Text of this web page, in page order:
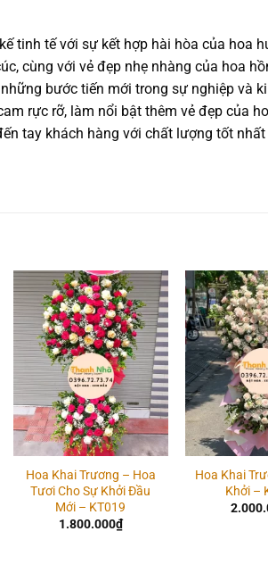
tinh tế với sự kết hợp hài hòa của hoa
cùng với vẻ đẹp nhẹ nhàng của hoa
bước tiến mới trong sự nghiệp và
rực rỡ, làm nổi bật thêm vẻ đẹp của
tay khách hàng với chất lượng tốt
Add to
wishlist
Hoa Khai Trương – Hoa
Tươi Cho Sự Khởi Đầu
Mới – KT019
1.800.000₫
Hoa Khai
Khởi –